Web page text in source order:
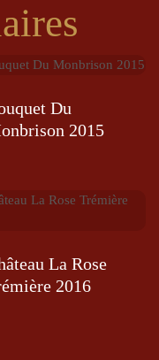
Du
2015
La Rose
2016